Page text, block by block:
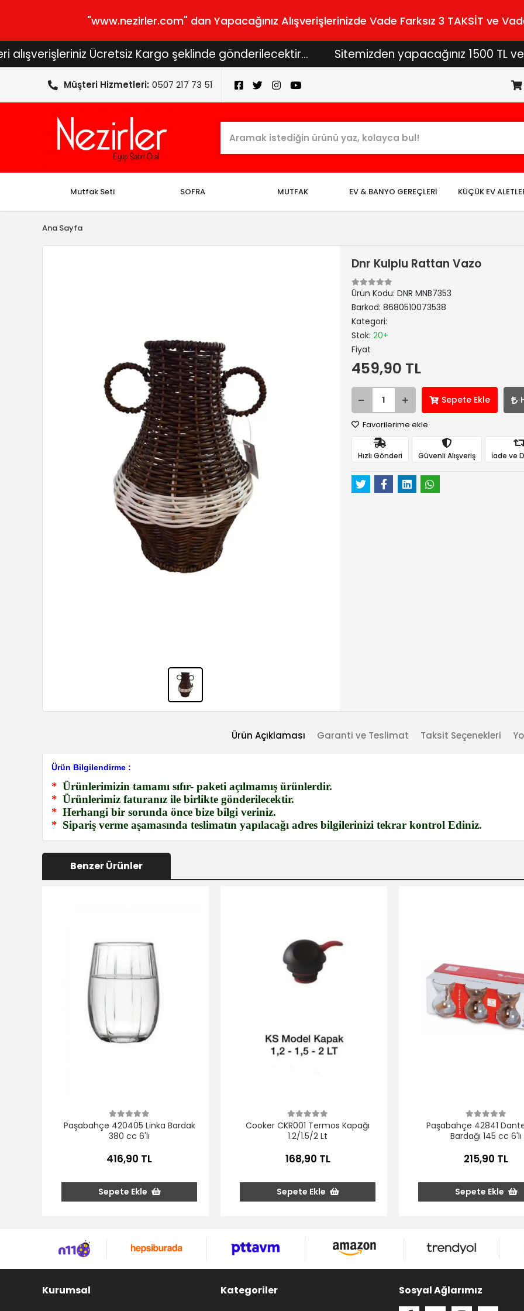
"www.nezirler.com" dan Yapacağınız Alışverişlerinizde Vade Farksız 3 TAKSİT ve
Ücretsiz Kargo şeklinde gönderilecektir... Sitemizden yapacağınız 1500 TL ve
Müşteri Hizmetleri: 0507 217 73 51
Mutfak Seti SOFRA MUTFAK EV & BANYO GEREÇLERİ KÜÇÜK EV
Ana Sayfa
Dnr Kulplu Rattan Vazo
Ürün Kodu: DNR MNB7353
Barkod: 8680510073538
Kategori:
Stok: 20+
Fiyat
459,90 TL
Sepete Ekle
Favorilerime ekle
Hızlı Gönderi Güvenli Alışveriş İade ve
Ürün Açıklaması Garanti ve Teslimat Taksit Seçenekleri
Ürün Bilgilendirme :
* Ürünlerimizin tamamı sıfır- paketi açılmamış ürünlerdir.
* Ürünlerimiz faturanız ile birlikte gönderilecektir.
* Herhangi bir sorunda önce bize bilgi veriniz.
* Sipariş verme aşamasında teslimatın yapılacağı adres bilgilerinizi tekrar kontrol Ediniz.
Benzer Ürünler
Paşabahçe 420405 Linka Bardak
380 cc 6'lı
416,90 TL
Sepete Ekle
Cooker CKR001 Termos Kapağı
1.2/1.5/2 Lt
168,90 TL
Sepete Ekle
Paşabahçe 42841
Bardağı 145 cc 6'lı
215,90 TL
Sepete Ekle
Kurumsal Kategoriler Sosyal Ağlarımız